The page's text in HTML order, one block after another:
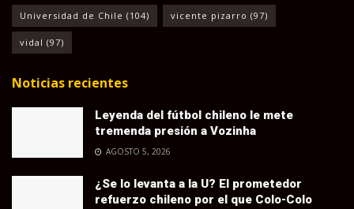
Universidad de Chile (104) vicente pizarro (97)
vidal (97)
Noticias recientes
Leyenda del fútbol chileno le mete
tremenda presión a Vozinha
AGOSTO 5, 2026
¿Se lo levanta a la U? El prometedor
refuerzo chileno por el que Colo-Colo